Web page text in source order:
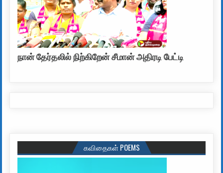
நான் தேர்தலில் நிற்கிறேன் சீமான் அதிரடி பேட்டி
கவிதைகள் POEMS